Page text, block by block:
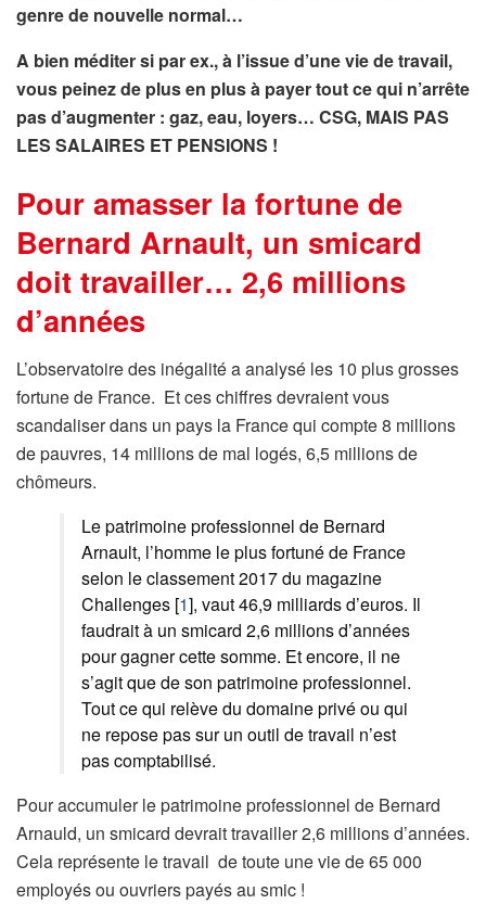
genre de nouvelle normal…
A bien méditer si par ex., à l’issue d’une vie de travail,
vous peinez de plus en plus à payer tout ce qui n’arrête
pas d’augmenter : gaz, eau, loyers… CSG, MAIS PAS
LES SALAIRES ET PENSIONS !
Pour amasser la fortune de
Bernard Arnault, un smicard
doit travailler… 2,6 millions
d’années
L’observatoire des inégalité a analysé les 10 plus grosses
fortune de France. Et ces chiffres devraient vous
scandaliser dans un pays la France qui compte 8 millions
de pauvres, 14 millions de mal logés, 6,5 millions de
chômeurs.
Le patrimoine professionnel de Bernard
Arnault, l’homme le plus fortuné de France
selon le classement 2017 du magazine
Challenges [1], vaut 46,9 milliards d’euros. Il
faudrait à un smicard 2,6 millions d’années
pour gagner cette somme. Et encore, il ne
s’agit que de son patrimoine professionnel.
Tout ce qui relève du domaine privé ou qui
ne repose pas sur un outil de travail n’est
pas comptabilisé.
Pour accumuler le patrimoine professionnel de Bernard
Arnauld, un smicard devrait travailler 2,6 millions d’années.
Cela représente le travail de toute une vie de 65 000
employés ou ouvriers payés au smic !